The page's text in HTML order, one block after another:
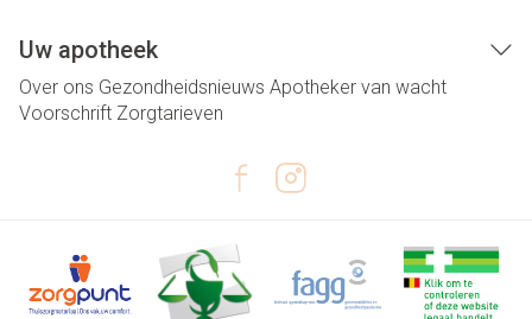
Uw apotheek
Over ons Gezondheidsnieuws Apotheker van wacht
Voorschrift Zorgtarieven